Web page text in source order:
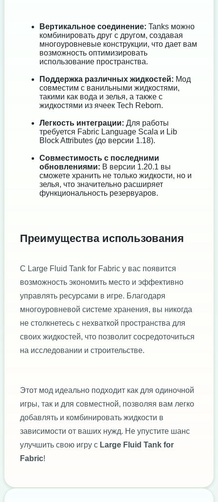
Вертикальное соединение: Tanks можно
комбинировать друг с другом, создавая
многоуровневые конструкции, что дает вам
возможность оптимизировать
использование пространства.
Поддержка различных жидкостей: Мод
совместим с ванильными жидкостями,
такими как вода и зелья, а также с
жидкостями из ячеек Tech Reborn.
Легкость интеграции: Для работы
требуется Fabric Language Scala и Lib
Block Attributes (до версии 1.18).
Совместимость с последними
обновлениями: В версии 1.20.1 вы
сможете хранить не только жидкости, но и
зелья, что значительно расширяет
функциональность резервуаров.
Преимущества использования
С Large Fluid Tank for Fabric у вас появится
возможность экономить место и эффективно
управлять ресурсами в игре. Благодаря
многоуровневой системе хранения, вы никогда
не столкнетесь с нехваткой пространства для
своих жидкостей, что позволит сосредоточиться
на исследовании и строительстве.
Этот мод идеально подходит как для одиночной
игры, так и для совместной, позволяя вам легко
добавлять и комбинировать жидкости в
зависимости от ваших нужд. Не упустите шанс
улучшить свою игру с Large Fluid Tank for
Fabric!